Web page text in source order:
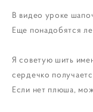
В видео уроке
Еще понадобятся
Я советую шить
сердечко
Если нет плюша,